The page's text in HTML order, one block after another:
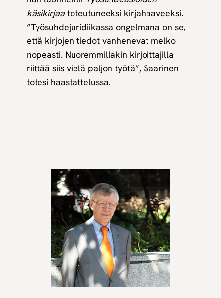
käsikirjaa toteutuneeksi kirjahaaveeksi.
”Työsuhdejuridiikassa ongelmana on se,
että kirjojen tiedot vanhenevat melko
nopeasti. Nuoremmillakin kirjoittajilla
riittää siis vielä paljon työtä”, Saarinen
totesi haastattelussa.